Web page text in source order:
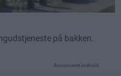
Annonceret indhold